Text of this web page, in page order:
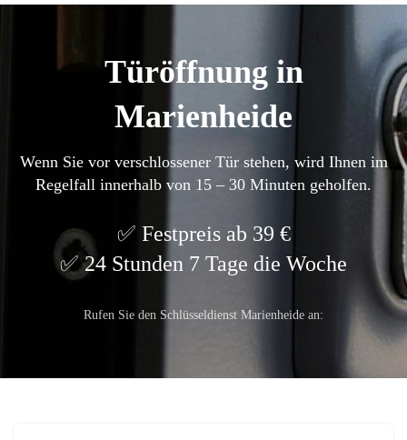
Türöffnung in
Marienheide
Wenn Sie vor verschlossener Tür stehen, wird Ihnen im
Regelfall innerhalb von 15 – 30 Minuten geholfen.
Festpreis ab 39 €
24 Stunden 7 Tage die Woche
Rufen Sie den Schlüsseldienst Marienheide an: